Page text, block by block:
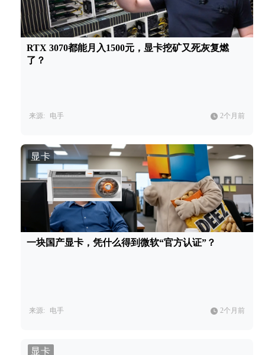
RTX 3070都能月入1500元，显卡挖矿又死灰复燃
了？
来源: 电手 2个月前
显卡
一块国产显卡，凭什么得到微软“官方认证”？
来源: 电手 2个月前
显卡